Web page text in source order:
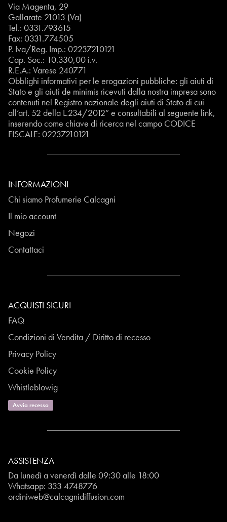
Via Magenta, 29
Gallarate 21013 (Va)
Tel.: 0331.793615
Fax: 0331.774505
P. Iva/Reg. Imp.: 02237210121
Cap. Soc.: 10.330,00 i.v.
R.E.A.: Varese 240771
Obblighi informativi per le erogazioni pubbliche: gli aiuti di
Stato e gli aiuti de minimis ricevuti dalla nostra impresa sono
contenuti nel Registro nazionale degli aiuti di Stato di cui
all’art. 52 della L.234/2012” e consultabili al seguente link,
inserendo come chiave di ricerca nel campo CODICE
FISCALE: 02237210121
INFORMAZIONI
Chi siamo Profumerie Calcagni
Il mio account
Negozi
Contattaci
ACQUISTI SICURI
FAQ
Condizioni di Vendita / Diritto di recesso
Privacy Policy
Cookie Policy
Whistleblowig
Avvia recesso
ASSISTENZA
Da lunedì a venerdì dalle 09:30 alle 18:00
Whatsapp: 333 4748776
ordiniweb@calcagnidiffusion.com